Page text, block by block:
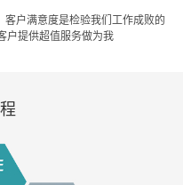
户满意度是检验我们工作成败的
户提供超值服务做为我